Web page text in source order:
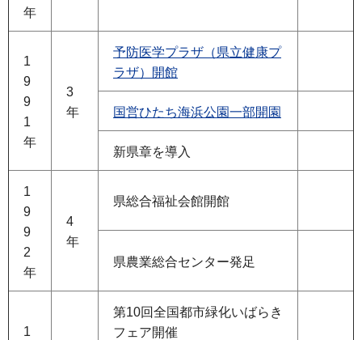
年
1
9
9
1
年
3
年
予防医学プラザ（県立健康プ
ラザ）開館
国営ひたち海浜公園一部開園
新県章を導入
1
9
9
2
年
4
年
県総合福祉会館開館
県農業総合センター発足
1
第10回全国都市緑化いばらき
フェア開催